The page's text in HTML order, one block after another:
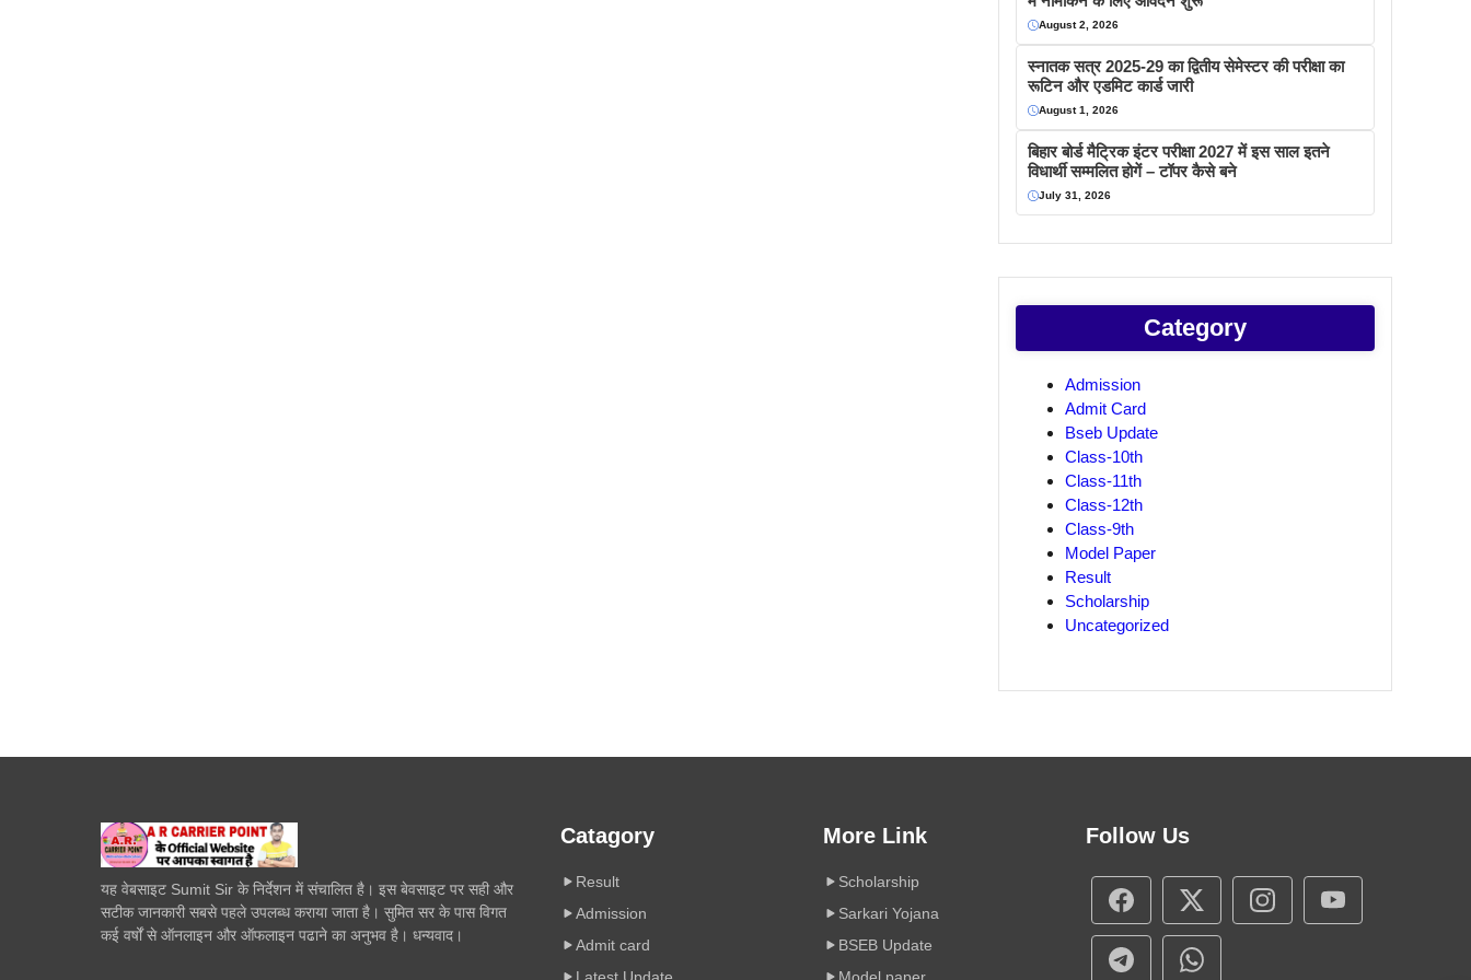
August 2, 2026
स्नातक सत्र 2025-29 का द्वितीय सेमेस्टर की परीक्षा का
रूटिन और एडमिट कार्ड जारी
August 1, 2026
बिहार बोर्ड मैट्रिक इंटर परीक्षा 2027 में इस साल इतने
विधार्थी सम्मलित होगें – टॉपर कैसे बने
July 31, 2026
Category
Admission
Admit Card
Bseb Update
Class-10th
Class-11th
Class-12th
Class-9th
Model Paper
Result
Scholarship
Uncategorized
यह वेबसाइट Sumit Sir के निर्देशन में संचालित है। इस बेवसाइट पर सही और
सटीक जानकारी सबसे पहले उपलब्ध कराया जाता है। सुमित सर के पास विगत
कई वर्षों से ऑनलाइन और ऑफलाइन पढाने का अनुभव है। धन्यवाद।
Catagory
Result
Admission
Admit card
Latest Update
More Link
Scholarship
Sarkari Yojana
BSEB Update
Model paper
Follow Us